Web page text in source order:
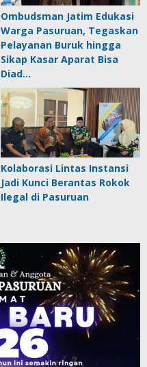
Ombudsman Jatim Edukasi
Warga Pasuruan, Tegaskan
Pelayanan Buruk hingga
Sikap Kasar Aparat Bisa
Diad…
Kolaborasi Lintas Instansi
Jadi Kunci Berantas Rokok
Ilegal di Pasuruan